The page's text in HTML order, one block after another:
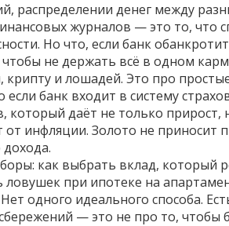
, распределении денег между
журналов — это то, что
Но что, если банк
не держать всё в одном
крипту и лошадей. Это про
банк входит в систему
который даёт не только прирост,
инфляции. Золото не приносит
как выбрать вклад, который
при ипотеке на
одного идеального способа.
— это не про то, чтобы